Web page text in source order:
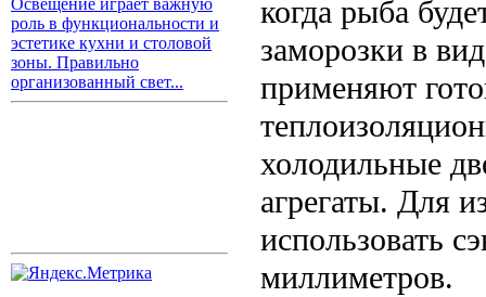
Освещение играет важную
роль в функциональности и
эстетике кухни и столовой
зоны. Правильно
организованный свет...
когда рыба
заморозки в
применяют
холодильные
агрегаты. Для
использовать
миллиметров.